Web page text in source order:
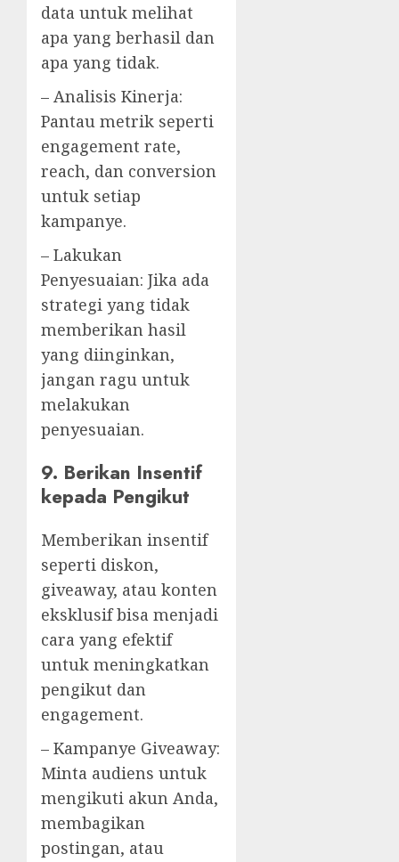
data untuk melihat
apa yang berhasil dan
apa yang tidak.
– Analisis Kinerja:
Pantau metrik seperti
engagement rate,
reach, dan conversion
untuk setiap
kampanye.
– Lakukan
Penyesuaian: Jika ada
strategi yang tidak
memberikan hasil
yang diinginkan,
jangan ragu untuk
melakukan
penyesuaian.
9. Berikan Insentif
kepada Pengikut
Memberikan insentif
seperti diskon,
giveaway, atau konten
eksklusif bisa menjadi
cara yang efektif
untuk meningkatkan
pengikut dan
engagement.
– Kampanye Giveaway:
Minta audiens untuk
mengikuti akun Anda,
membagikan
postingan, atau